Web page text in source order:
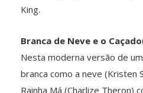
King.
Branca de Neve e o
Nesta moderna versão de
branca como a neve (Kristen
Rainha Má (Charlize Theron)